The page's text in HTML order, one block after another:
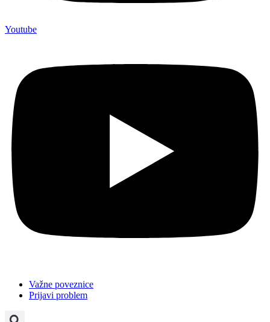
Youtube
Važne poveznice
Prijavi problem